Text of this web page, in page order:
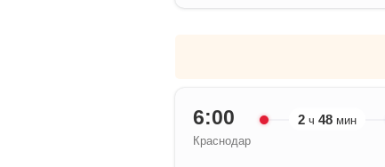
6:00
Краснодар
2 ч 48 мин